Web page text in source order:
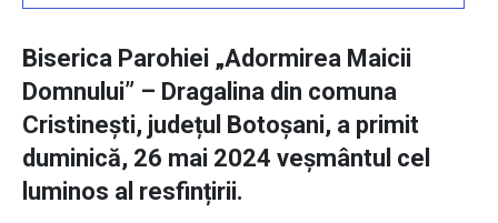
Biserica Parohiei „Adormirea Maicii
Domnului” – Dragalina din comuna
Cristinești, județul Botoșani, a primit
duminică, 26 mai 2024 veșmântul cel
luminos al resfințirii.